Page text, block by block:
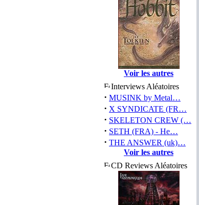
Voir les autres
Interviews Aléatoires
· MUSINK by Metal…
· X SYNDICATE (FR…
· SKELETON CREW (…
· SETH (FRA) - He…
· THE ANSWER (uk)…
Voir les autres
CD Reviews Aléatoires